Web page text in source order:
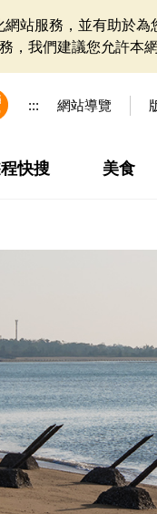
站服務，並有助於
，我們建議您允許本
::: 網站導覽
快搜 美食